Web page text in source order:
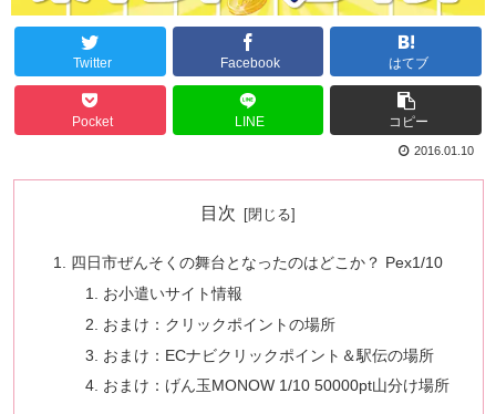
Twitter Facebook はてブ
Pocket LINE コピー
2016.01.10
目次
四日市ぜんそくの舞台となったのはどこか？ Pex1/10
お小遣いサイト情報
おまけ：クリックポイントの場所
おまけ：ECナビクリックポイント＆駅伝の場所
おまけ：げん玉MONOW 1/10 50000pt山分け場所